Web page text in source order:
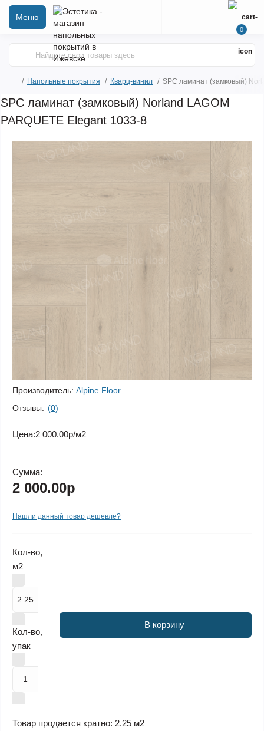
Меню
0
Напольные покрытия Кварц-винил SPC ламинат (замковый)
SPC ламинат (замковый) Norland LAGOM
PARQUETE Elegant 1033-8
Производитель: Alpine Floor
Отзывы: (0)
Цена:2 000.00р/м2
Сумма:
2 000.00р
Нашли данный товар дешевле?
Кол-во,
м2
Кол-во,
упак
В корзину
Товар продается кратно: 2.25 м2